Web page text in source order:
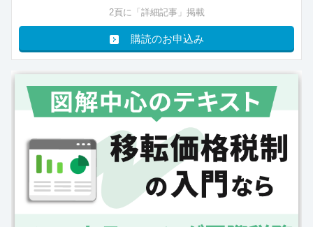
2頁に「詳細記事」掲載
購読のお申込み